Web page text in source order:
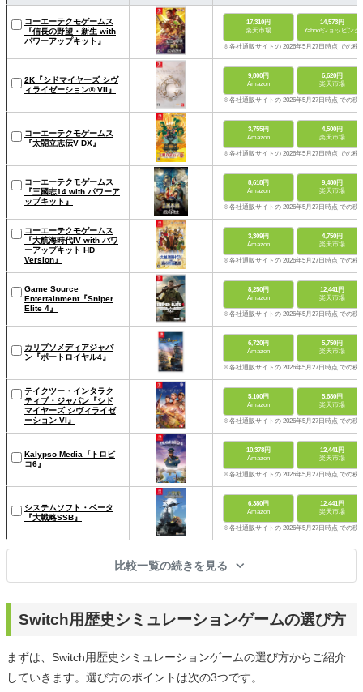
コーエーテクモゲームス
『信長の野望・新生 with
パワーアップキット』
17,310円
楽天市場
14,573円
Yahoo!ショッピング
※各社通販サイトの 2026年5月27日時点 での税
2K『シドマイヤーズ シヴ
ィライゼーション® VII』
9,800円
Amazon
6,620円
楽天市場
※各社通販サイトの 2026年5月27日時点 での税
コーエーテクモゲームス
『太閤立志伝V DX』
3,755円
Amazon
4,500円
楽天市場
※各社通販サイトの 2026年5月27日時点 での税
コーエーテクモゲームス
『三國志14 with パワーア
ップキット』
8,618円
Amazon
9,480円
楽天市場
※各社通販サイトの 2026年5月27日時点 での税
コーエーテクモゲームス
『大航海時代IV with パワ
ーアップキット HD
Version』
3,309円
Amazon
4,750円
楽天市場
※各社通販サイトの 2026年5月27日時点 での税
Game Source
Entertainment『Sniper
Elite 4』
8,250円
Amazon
12,441円
楽天市場
※各社通販サイトの 2026年5月27日時点 での税
カリプソメディアジャパ
ン『ポートロイヤル4』
6,720円
Amazon
5,750円
楽天市場
※各社通販サイトの 2026年5月27日時点 での税
テイクツー・インタラク
ティブ・ジャパン『シド
マイヤーズ シヴィライゼ
ーション VI』
5,100円
Amazon
5,680円
楽天市場
※各社通販サイトの 2026年5月27日時点 での税
Kalypso Media『トロピ
コ6』
10,378円
Amazon
12,441円
楽天市場
※各社通販サイトの 2026年5月27日時点 での税
システムソフト・ベータ
『大戦略SSB』
6,380円
Amazon
12,441円
楽天市場
※各社通販サイトの 2026年5月27日時点 での税
比較一覧の続きを見る
Switch用歴史シミュレーションゲームの選び方
まずは、Switch用歴史シミュレーションゲームの選び方からご紹介
していきます。選び方のポイントは次の3つです。